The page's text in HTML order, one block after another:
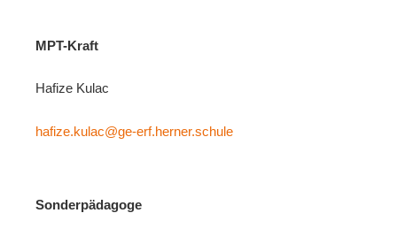
MPT-Kraft
Hafize Kulac
hafize.kulac@ge-erf.herner.schule
Sonderpädagoge